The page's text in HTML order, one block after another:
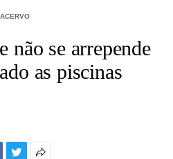
ACERVO
não se arrepende
as piscinas